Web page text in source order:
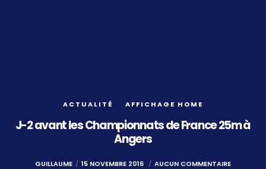
ACTUALITÉ AFFICHAGE HOME
J-2 avant les Championnats de France 25m à
Angers
GUILLAUME 15 NOVEMBRE 2016 AUCUN COMMENTAIRE